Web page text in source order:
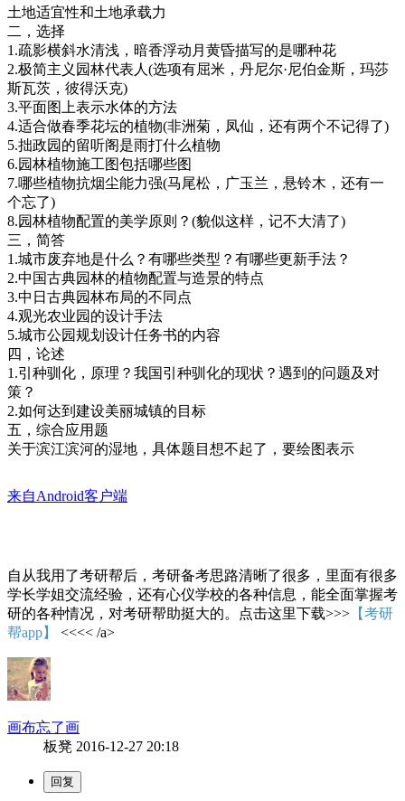
土地适宜性和土地承载力
二，选择
1.疏影横斜水清浅，暗香浮动月黄昏描写的是哪种花
2.极简主义园林代表人(选项有屈米，丹尼尔·尼伯金斯，玛莎
斯瓦茨，彼得沃克)
3.平面图上表示水体的方法
4.适合做春季花坛的植物(非洲菊，凤仙，还有两个不记得了)
5.拙政园的留听阁是雨打什么植物
6.园林植物施工图包括哪些图
7.哪些植物抗烟尘能力强(马尾松，广玉兰，悬铃木，还有一
个忘了)
8.园林植物配置的美学原则？(貌似这样，记不大清了)
三，简答
1.城市废弃地是什么？有哪些类型？有哪些更新手法？
2.中国古典园林的植物配置与造景的特点
3.中日古典园林布局的不同点
4.观光农业园的设计手法
5.城市公园规划设计任务书的内容
四，论述
1.引种驯化，原理？我国引种驯化的现状？遇到的问题及对
策？
2.如何达到建设美丽城镇的目标
五，综合应用题
关于滨江滨河的湿地，具体题目想不起了，要绘图表示
来自Android客户端
自从我用了考研帮后，考研备考思路清晰了很多，里面有很多
学长学姐交流经验，还有心仪学校的各种信息，能全面掌握考
研的各种情况，对考研帮助挺大的。点击这里下载>>> 【考研
帮app】
<<<< /a>
画布忘了画
板凳 2016-12-27 20:18